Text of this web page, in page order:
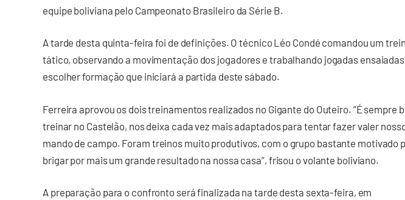
equipe boliviana pelo Campeonato Brasileiro da Série B.
A tarde desta quinta-feira foi de definições. O técnico Léo Condé comandou um
tático, observando a movimentação dos jogadores e trabalhando jogadas
escolher formação que iniciará a partida deste sábado.
Ferreira aprovou os dois treinamentos realizados no Gigante do Outeiro. “É sempre
treinar no Castelão, nos deixa cada vez mais adaptados para tentar fazer valer
mando de campo. Foram treinos muito produtivos, com o grupo bastante motivado
brigar por mais um grande resultado na nossa casa”, frisou o volante boliviano.
A preparação para o confronto será finalizada na tarde desta sexta-feira, em